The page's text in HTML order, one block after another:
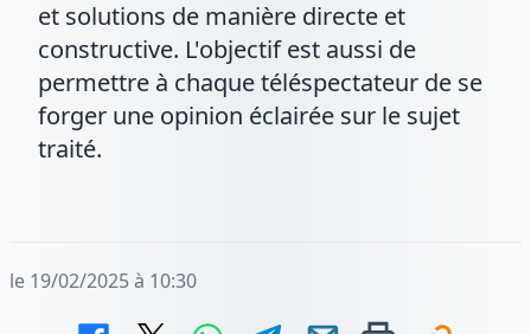
et solutions de manière directe et
constructive. L'objectif est aussi de
permettre à chaque téléspectateur de se
forger une opinion éclairée sur le sujet
traité.
le 19/02/2025 à 10:30